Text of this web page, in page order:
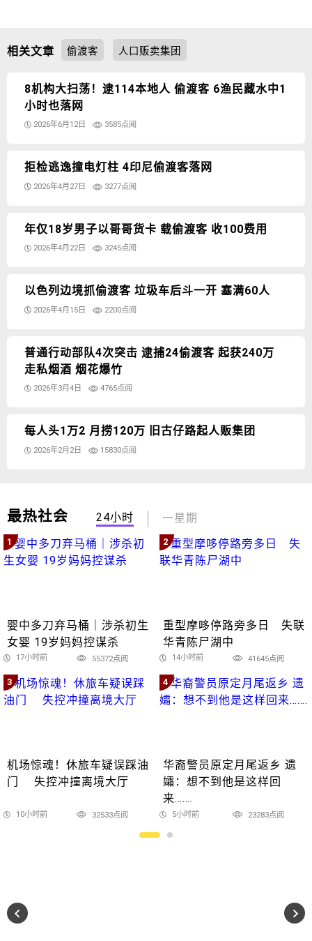
相关文章 偷渡客 人口贩卖集团
8机构大扫荡！逮114本地人 偷渡客 6渔民藏水中1
小时也落网
2026年6月12日 3585点阅
拒检逃逸撞电灯柱 4印尼偷渡客落网
2026年4月27日 3277点阅
年仅18岁男子以哥哥货卡 载偷渡客 收100费用
2026年4月22日 3245点阅
以色列边境抓偷渡客 垃圾车后斗一开 塞满60人
2026年4月15日 2200点阅
普通行动部队4次突击 逮捕24偷渡客 起获240万
走私烟酒 烟花爆竹
2026年3月4日 4765点阅
每人头1万2 月捞120万 旧古仔路起人贩集团
2026年2月2日 15830点阅
最热社会 24小时 一星期
1
婴中多刀弃马桶｜涉杀初生
女婴 19岁妈妈控谋杀
17小时前 55372点阅
2
重型摩哆停路旁多日 失联
华青陈尸湖中
14小时前 41645点阅
3
机场惊魂！休旅车疑误踩油
门 失控冲撞离境大厅
10小时前 32533点阅
4
华裔警员原定月尾返乡 遗
孀：想不到他是这样回
来…….
5小时前 23283点阅